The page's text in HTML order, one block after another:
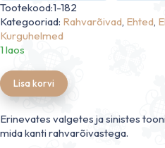
Tootekood:1-182
Kategooriad: Rahvarõivad, Ehted,
Kurguhelmed
1 laos
Lisa korvi
Erinevates valgetes ja sinistes
mida kanti rahvarõivastega.